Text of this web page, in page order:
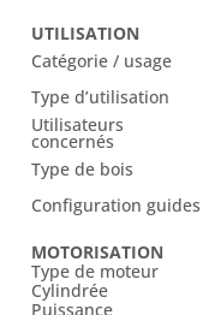
UTILISATION
Catégorie / usage
Type d’utilisation
Utilisateurs
concernés
Type de bois
Configuration guides
MOTORISATION
Type de moteur
Cylindrée
Puissance